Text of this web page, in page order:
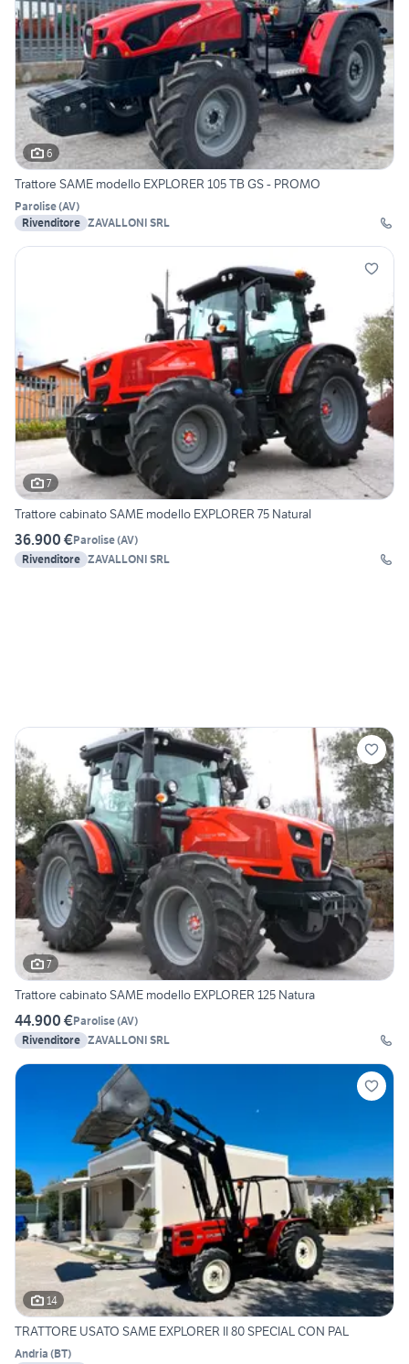
6
Trattore SAME modello EXPLORER 105 TB GS - PROMO
Parolise(AV)
Rivenditore ZAVALLONI SRL
7
Trattore cabinato SAME modello EXPLORER 75 Natural
36.900 €Parolise(AV)
Rivenditore ZAVALLONI SRL
7
Trattore cabinato SAME modello EXPLORER 125 Natura
44.900 €Parolise(AV)
Rivenditore ZAVALLONI SRL
14
TRATTORE USATO SAME EXPLORER II 80 SPECIAL CON PAL
Andria (BT)